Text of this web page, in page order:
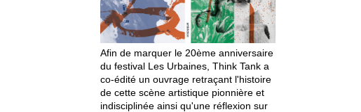
Afin de marquer le 20ème anniversaire
du festival Les Urbaines, Think Tank a
co-édité un ouvrage retraçant l'histoire
de cette scène artistique pionnière et
indisciplinée ainsi qu'une réflexion sur